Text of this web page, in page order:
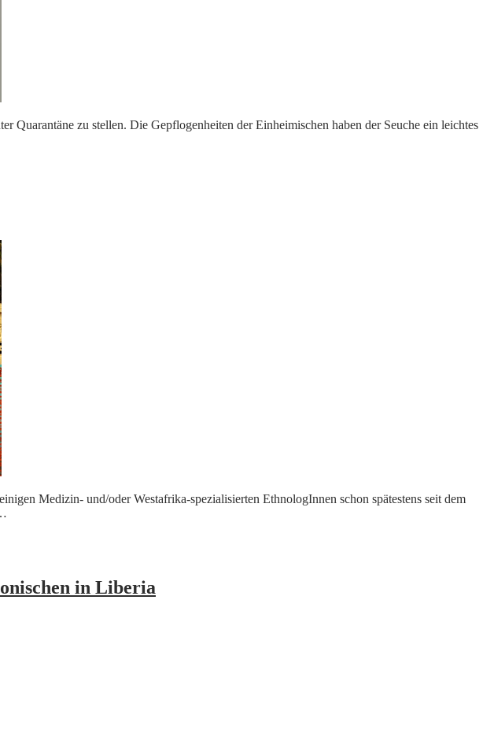
Quarantäne zu stellen. Die Gepflogenheiten der Einheimischen haben der Seuche ein leichtes
Medizin- und/oder Westafrika-spezialisierten EthnologInnen schon spätestens seit dem
in Liberia